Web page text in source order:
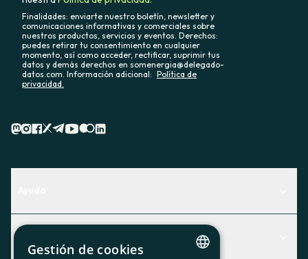
Finalidades: enviarte nuestro boletín, newsletter y
comunicaciones informativas y comerciales sobre
nuestros productos, servicios y eventos. Derechos:
puedes retirar tu consentimiento en cualquier
momento, así como acceder, rectificar, suprimir tus
datos y demás derechos en somenergia@delegado-
datos.com. Información adicional: Política de
privacidad.
Descubre qué servicio te encaja mejor
Gestión de cookies